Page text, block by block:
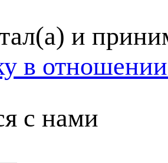
и
в
с нами